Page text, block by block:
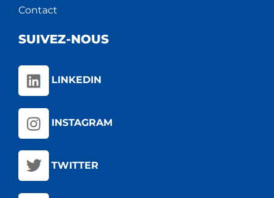
Contact
SUIVEZ-NOUS
LINKEDIN
INSTAGRAM
TWITTER